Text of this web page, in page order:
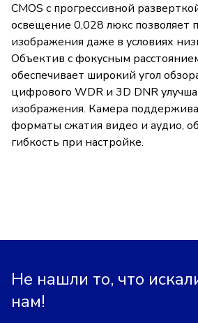
CMOS с прогрессивной
освещение 0,028 люкс позволяет
изображения даже в условиях
Объектив с фокусным
обеспечивает широкий угол
цифрового WDR и 3D DNR
изображения. Камера
форматы сжатия видео и аудио,
гибкость при настройке.
Не нашли то, что
нам!